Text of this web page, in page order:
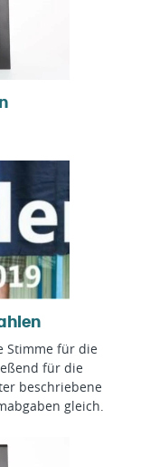
Stimme für die
für die
beschriebene
gleich.